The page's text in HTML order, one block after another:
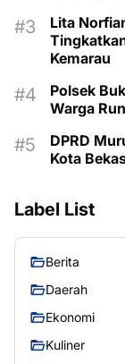
Lita
Kemarau
Polsek
Warga
DPRD
Kota
Label List
Berita
Daerah
Ekonomi
Kuliner